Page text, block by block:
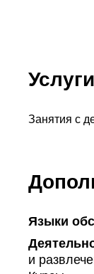
Услуги
Занятия с
Языки
и